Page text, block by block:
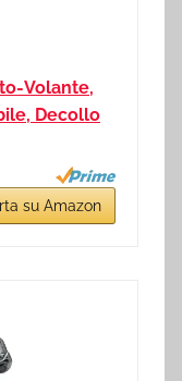
Volante,
Decollo
su Amazon